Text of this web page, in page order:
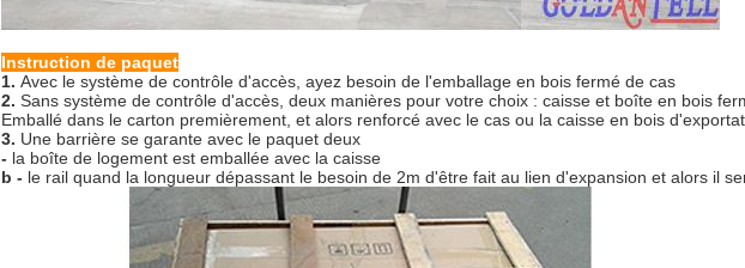
Instruction de paquet
1. Avec le système de contrôle d'accès, ayez besoin de l'emballage en bois fermé de cas
2. Sans système de contrôle d'accès, deux manières pour votre choix : caisse et boîte en bois
Emballé dans le carton premièrement, et alors renforcé avec le cas ou la caisse en bois
3. Une barrière se garante avec le paquet deux
- la boîte de logement est emballée avec la caisse
b - le rail quand la longueur dépassant le besoin de 2m d'être fait au lien d'expansion et alors il